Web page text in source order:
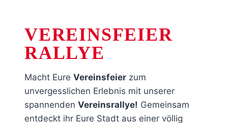
VEREINSFEIER
RALLYE
Macht Eure Vereinsfeier zum
unvergesslichen Erlebnis mit unserer
spannenden Vereinsrallye! Gemeinsam
entdeckt ihr Eure Stadt aus einer völlig